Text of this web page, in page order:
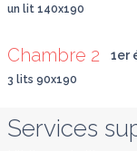
un lit 140x190
Chambre 2 1er
3 lits 90x190
Services